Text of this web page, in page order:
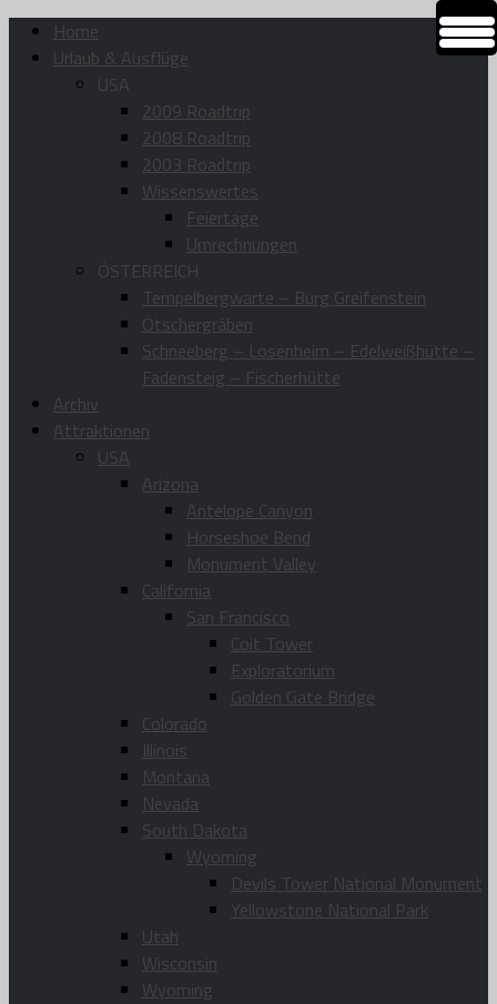
Home
Urlaub & Ausflüge
USA
2009 Roadtrip
2008 Roadtrip
2003 Roadtrip
Wissenswertes
Feiertage
Umrechnungen
ÖSTERREICH
Tempelbergwarte – Burg Greifenstein
Ötschergräben
Schneeberg – Losenheim – Edelweißhütte –
Fadensteig – Fischerhütte
Archiv
Attraktionen
USA
Arizona
Antelope Canyon
Horseshoe Bend
Monument Valley
California
San Francisco
Coit Tower
Exploratorium
Golden Gate Bridge
Colorado
Illinois
Montana
Nevada
South Dakota
Wyoming
Devils Tower National Monument
Yellowstone National Park
Utah
Wisconsin
Wyoming